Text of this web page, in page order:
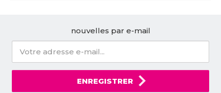
nouvelles par e-mail
ENREGISTRER